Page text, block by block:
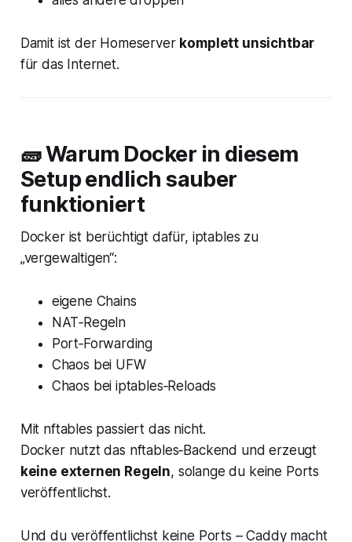
Damit ist der Homeserver komplett unsichtbar
für das Internet.
🧱 Warum Docker in diesem
Setup endlich sauber
funktioniert
Docker ist berüchtigt dafür, iptables zu
„vergewaltigen“:
eigene Chains
NAT‑Regeln
Port‑Forwarding
Chaos bei UFW
Chaos bei iptables‑Reloads
Mit nftables passiert das nicht.
Docker nutzt das nftables‑Backend und erzeugt
keine externen Regeln, solange du keine Ports
veröffentlichst.
Und du veröffentlichst keine Ports – Caddy macht